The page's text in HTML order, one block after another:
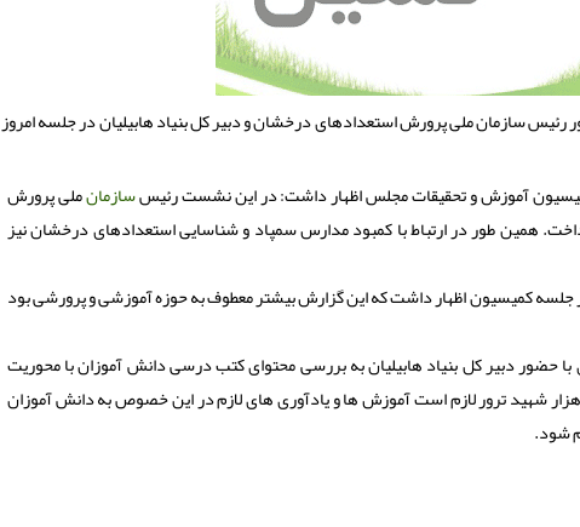
سازمان ملی پرورش استعدادهای درخشان و دبیر کل بنیاد هابیلیان در جلسه امروز
آموزش و تحقیقات مجلس اظهار داشت: در این نشست رئیسسازمانملی پرورش
همین طور در ارتباط با کمبود مدارس سمپاد و شناسایی استعدادهای درخشان نیز
کمیسیون اظهار داشت که این گزارش بیشتر معطوف به حوزه آموزشی و پرورشی بود
دبیر کل بنیاد هابیلیان به بررسی محتوای کتب درسی دانش آموزان با محوریت
موضوع شهدای ترور با حضور دبیرکل پرداخت؛ باتوجه به وجود ۱۷ هزار شهید ترور لازم است آموزش ها و یادآوری های لازم در این خصوص به دانش آموزان
شود.